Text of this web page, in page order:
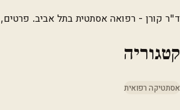
ד"ר קורן - רפואה אסתטית בתל אביב. פרטים,
קטגוריה
אסתטיקה רפואית